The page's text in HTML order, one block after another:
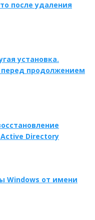
после удаления
установка.
продолжением
Active Directory
Windows от имени